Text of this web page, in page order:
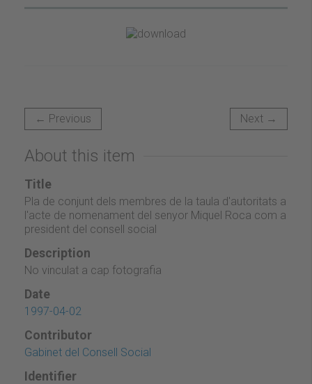
← Previous Next →
About this item
Title
Pla de conjunt dels membres de la taula d'autoritats a
l'acte de nomenament del senyor Miquel Roca com a
president del consell social
Description
No vinculat a cap fotografia
Date
1997-04-02
Contributor
Gabinet del Consell Social
Identifier